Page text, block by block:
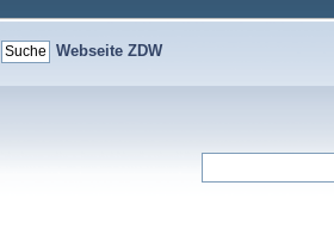
Webseite ZDW